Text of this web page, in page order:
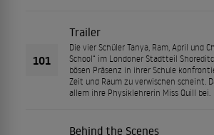
101
Trailer
Die vier Schüler Tanya, Ram, April und
School“ im Londoner Stadtteil
bösen Präsenz in ihrer Schule
Zeit und Raum zu verwischen scheint.
allem ihre Physiklehrerin Miss Quill bei.
Behind the Scenes